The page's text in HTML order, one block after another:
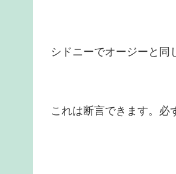
シドニーでオージーと同
これは断言できます。必